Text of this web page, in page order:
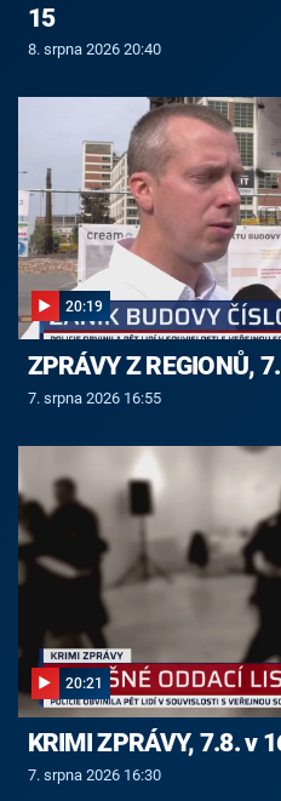
15
8. srpna 2026 20:40
20:19
ZPRÁVY Z REGIONŮ,
7. srpna 2026 16:55
20:21
KRIMI ZPRÁVY, 7.8. v
7. srpna 2026 16:30